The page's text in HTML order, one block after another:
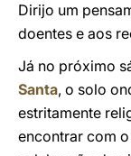
Dirijo um
doentes e aos
Já no próximo
Santa, o solo
estritamente
encontrar com